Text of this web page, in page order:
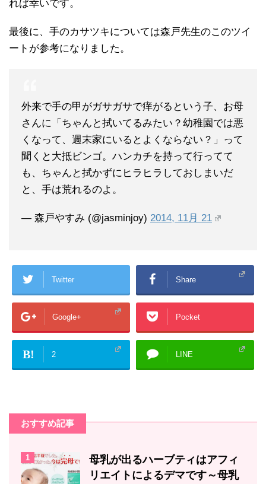
れば幸いです。
最後に、手のカサツキについては森戸先生のこのツイ
ートが参考になりました。
外来で手の甲がガサガサで痒がるという子、お母
さんに「ちゃんと拭いてるみたい？幼稚園では悪
くなって、週末家にいるとよくならない？」って
聞くと大抵ビンゴ。ハンカチを持って行ってて
も、ちゃんと拭かずにヒラヒラしておしまいだ
と、手は荒れるのよ。
— 森戸やすみ (@jasminjoy) 2014, 11月 21
Twitter Share
Google+ Pocket
B! 2 LINE
おすすめ記事
1
母乳が出るハーブティはアフィ
リエイトによるデマです～母乳